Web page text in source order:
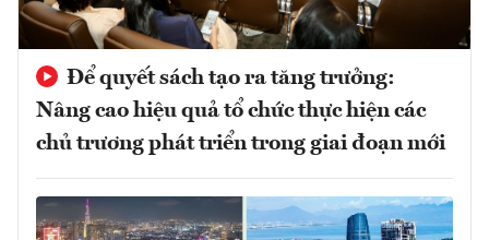
Để quyết sách tạo ra tăng trưởng:
Nâng cao hiệu quả tổ chức thực hiện các
chủ trương phát triển trong giai đoạn mới